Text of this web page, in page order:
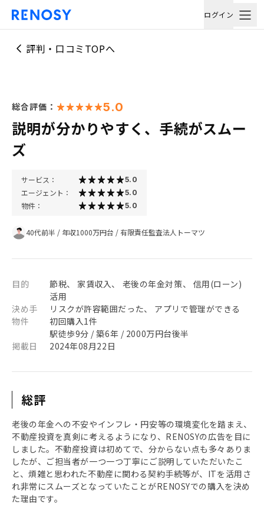
ログイン
評判・口コミTOPへ
総合評価： 5.0
説明が分かりやすく、手続がスムー
ズ
サービス： 5.0
エージェント： 5.0
物件： 5.0
40代前半 / 年収1000万円台 / 有限責任監査法人トーマツ
目的
節税、 家賃収入、 老後の年金対策、 信用(ローン)
活用
決め手
リスクが許容範囲だった、 アプリで管理ができる
物件
初回購入1件
駅徒歩9分 / 築6年 / 2000万円台後半
掲載日
2024年08月22日
総評
老後の年金への不安やインフレ・円安等の環境変化を踏まえ、
不動産投資を真剣に考えるようになり、RENOSYの広告を目に
しました。不動産投資は初めてで、分からない点も多々ありま
したが、ご担当者が一つ一つ丁寧にご説明していただいたこ
と、煩雑と思われた不動産に関わる契約手続等が、ITを活用さ
れ非常にスムーズとなっていたことがRENOSYでの購入を決め
た理由です。